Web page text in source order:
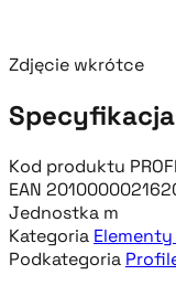
Zdjęcie wkrótce
Kod produktu
EAN
Jednostka m
Kategoria
Podkategoria